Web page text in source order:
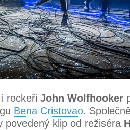
rockeři John Wolfhooker
Bena Cristovao.
povedený klip od režiséra